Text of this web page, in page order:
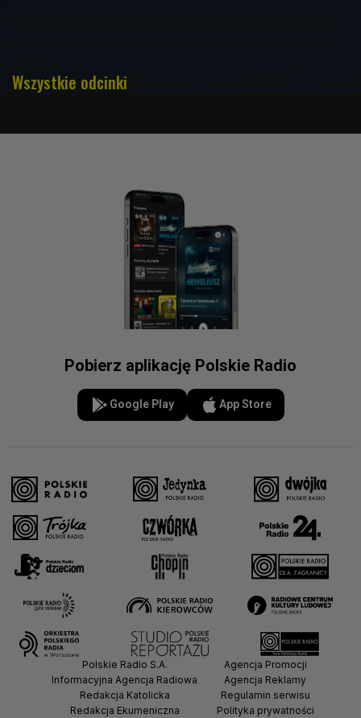
Wszystkie odcinki
Pobierz aplikację Polskie Radio
Google Play App Store
Polskie Radio S.A.
Informacyjna Agencja Radiowa
Redakcja Katolicka
Redakcja Ekumeniczna
Agencja Promocji
Agencja Reklamy
Regulamin serwisu
Polityka prywatności